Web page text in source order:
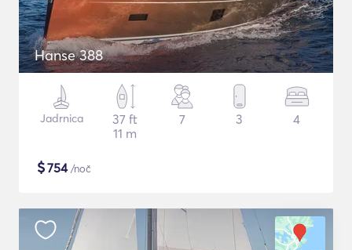
Hanse 388
Jadrnica
37 ft
11 m
7 3 4
$754/noč